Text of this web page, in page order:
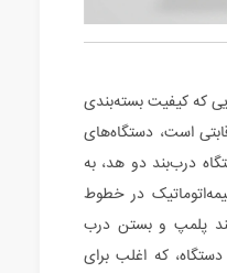
که کیفیت بسته‌بندی
است، دستگاه‌های
درب‌بند دو هد، به
در خطوط
پلمپ و بستن درب
که اغلب برای